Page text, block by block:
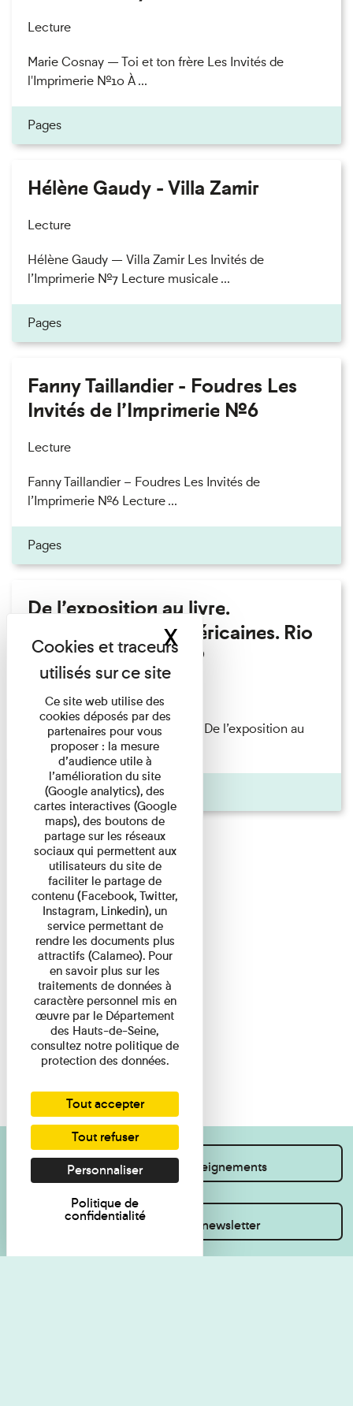
Lecture
Marie Cosnay — Toi et ton frère Les Invités de
l'Imprimerie n°10 À ...
Pages
Hélène Gaudy - Villa Zamir
Lecture
Hélène Gaudy — Villa Zamir Les Invités de
l’Imprimerie n°7 Lecture musicale ...
Pages
Fanny Taillandier - Foudres Les
Invités de l’Imprimerie n°6
Lecture
Fanny Taillandier – Foudres Les Invités de
l’Imprimerie n°6 Lecture ...
Pages
De l’exposition au livre.
Modernités sud-américaines. Rio
– Buenos Aires 1909
Lecture
Les Invités de l’Imprimerie n°8. De l’exposition au
livre. Modernités ...
Pages
Je souhaite des renseignements
Inscrivez-vous à la newsletter
Ce site web utilise des
cookies déposés par des
partenaires pour vous
proposer : la mesure
d’audience utile à
l’amélioration du site
(Google analytics), des
cartes interactives (Google
maps), des boutons de
partage sur les réseaux
sociaux qui permettent aux
utilisateurs du site de
faciliter le partage de
contenu (Facebook, Twitter,
Instagram, Linkedin), un
service permettant de
rendre les documents plus
attractifs (Calameo). Pour
en savoir plus sur les
traitements de données à
caractère personnel mis en
œuvre par le Département
des Hauts-de-Seine,
consultez notre politique de
protection des données.
Tout accepter
Tout refuser
Personnaliser
Politique de
confidentialité
XMasquer le